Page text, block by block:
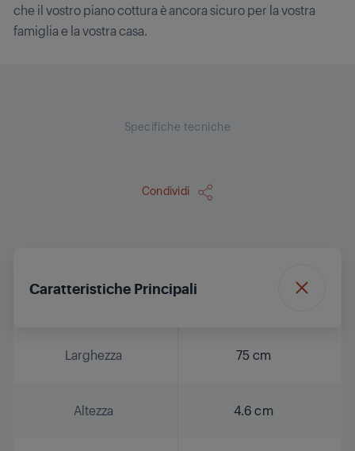
che il vostro piano cottura è ancora sicuro per la vostra
famiglia e la vostra casa.
Specifiche tecniche
Condividi
Caratteristiche Principali
Larghezza 75 cm
Altezza 4.6 cm